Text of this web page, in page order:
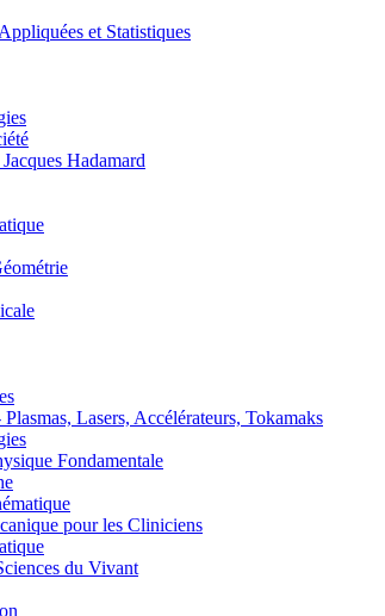
et Statistiques
Hadamard
Lasers, Accélérateurs, Tokamaks
Fondamentale
pour les Cliniciens
du Vivant